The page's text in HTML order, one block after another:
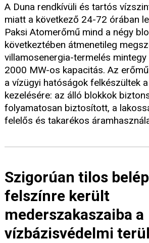
A Duna rendkívüli és tartós
miatt a következő 24-72 órában
Paksi Atomerőmű mind a négy
következtében átmenetileg
villamosenergia-termelés
2000 MW-os kapacitás. Az
a vízügyi hatóságok felkészültek
kezelésére: az álló blokkok
folyamatosan biztosított, a
felelős és takarékos
Szigorúan tilos
felszínre került
mederszakaszaiba a
vízbázisvédelmi